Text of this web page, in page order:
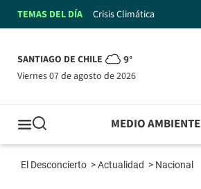
TEMAS DEL DÍA Crisis Climática
SANTIAGO DE CHILE 9°
viernes 07 de agosto de 2026
MEDIO AMBIENTE
El Desconcierto >Actualidad > Nacional